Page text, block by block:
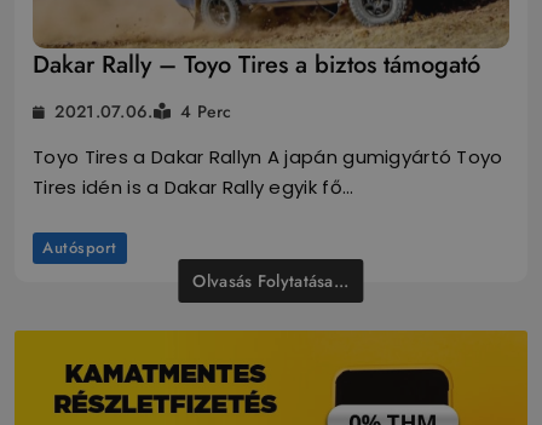
Dakar Rally – Toyo Tires a biztos támogató
2021.07.06. 4 Perc
Toyo Tires a Dakar Rallyn A japán gumigyártó Toyo
Tires idén is a Dakar Rally egyik fő…
Autósport
Olvasás Folytatása...